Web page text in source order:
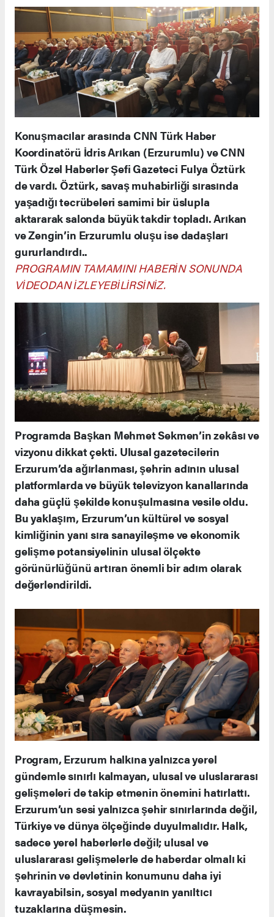
Konuşmacılar arasında CNN Türk Haber
Koordinatörü İdris Arıkan (Erzurumlu) ve CNN
Türk Özel Haberler Şefi Gazeteci Fulya Öztürk
de vardı. Öztürk, savaş muhabirliği sırasında
yaşadığı tecrübeleri samimi bir üslupla
aktararak salonda büyük takdir topladı. Arıkan
ve Zengin’in Erzurumlu oluşu ise dadaşları
gururlandırdı..
PROGRAMIN TAMAMINI HABERİN SONUNDA
VİDEODAN İZLEYEBİLİRSİNİZ.
Programda Başkan Mehmet Sekmen’in zekâsı ve
vizyonu dikkat çekti. Ulusal gazetecilerin
Erzurum’da ağırlanması, şehrin adının ulusal
platformlarda ve büyük televizyon kanallarında
daha güçlü şekilde konuşulmasına vesile oldu.
Bu yaklaşım, Erzurum’un kültürel ve sosyal
kimliğinin yanı sıra sanayileşme ve ekonomik
gelişme potansiyelinin ulusal ölçekte
görünürlüğünü artıran önemli bir adım olarak
değerlendirildi.
Program, Erzurum halkına yalnızca yerel
gündemle sınırlı kalmayan, ulusal ve uluslararası
gelişmeleri de takip etmenin önemini hatırlattı.
Erzurum’un sesi yalnızca şehir sınırlarında değil,
Türkiye ve dünya ölçeğinde duyulmalıdır. Halk,
sadece yerel haberlerle değil; ulusal ve
uluslararası gelişmelerle de haberdar olmalı ki
şehrinin ve devletinin konumunu daha iyi
kavrayabilsin, sosyal medyanın yanıltıcı
tuzaklarına düşmesin.